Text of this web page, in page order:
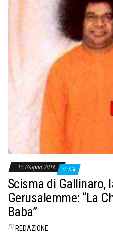
15 Giugno 2016 0
Scisma di Gallinaro,
Gerusalemme: “La
Baba”
Di REDAZIONE